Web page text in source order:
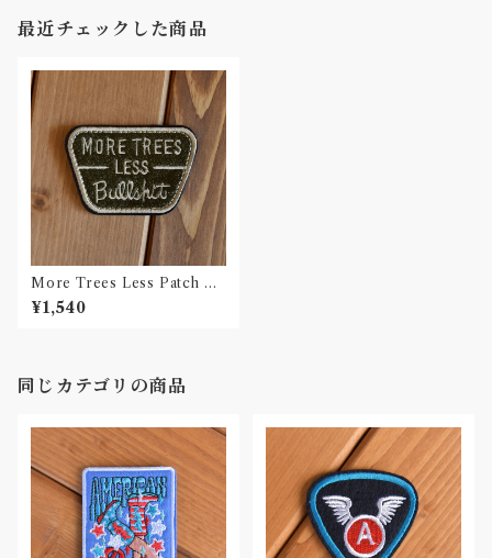
最近チェックした商品
More Trees Less Patch 車
ワッペン カー パッチ
¥1,540
同じカテゴリの商品